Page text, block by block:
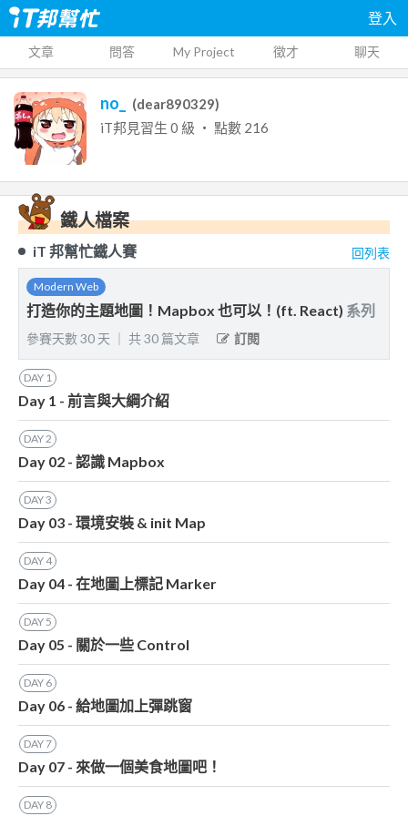
登入
文章 問答 My Project 徵才 聊天
no_ (dear890329)
iT邦見習生 0 級 ‧ 點數 216
鐵人檔案
iT 邦幫忙鐵人賽 回列表
Modern Web
打造你的主題地圖！Mapbox 也可以！(ft. React) 系列
參賽天數30 天 共30 篇文章 訂閱
DAY 1
Day 1 - 前言與大綱介紹
DAY2
Day 02 - 認識 Mapbox
DAY3
Day 03 - 環境安裝 & init Map
DAY4
Day 04 - 在地圖上標記 Marker
DAY5
Day 05 - 關於一些 Control
DAY 6
Day 06 - 給地圖加上彈跳窗
DAY7
Day 07 - 來做一個美食地圖吧！
DAY 8